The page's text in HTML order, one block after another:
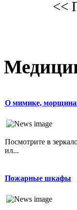
<<
О мимике,
Посмотрите в
ил...
Пожарные шкафы